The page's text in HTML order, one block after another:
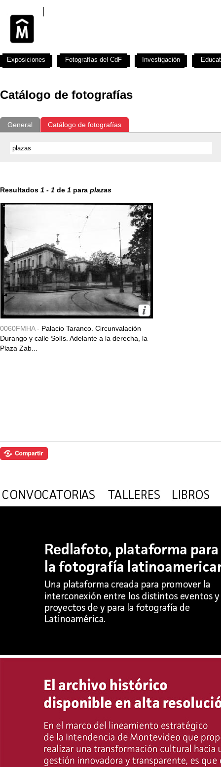
Catálogo de fotografías
General Catálogo de fotografías
Resultados 1 - 1 de 1 para plazas
0060FMHA - Palacio Taranco. Circunvalación
Durango y calle Solís. Adelante a la derecha, la
Plaza Zab...
Exposiciones Fotografías del CdF Investigación